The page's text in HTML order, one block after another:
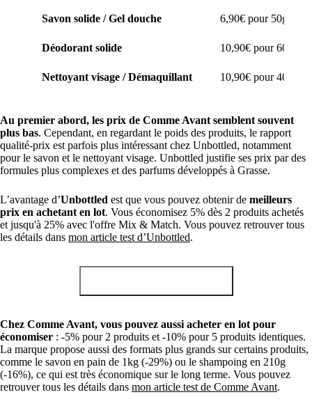
Savon solide / Gel douche 6,90€ pour 50g
Déodorant solide 10,90€ pour 60g
Nettoyant visage / Démaquillant 10,90€ pour 40g
Au premier abord, les prix de Comme Avant semblent souvent
plus bas. Cependant, en regardant le poids des produits, le rapport
qualité-prix est parfois plus intéressant chez Unbottled, notamment
pour le savon et le nettoyant visage. Unbottled justifie ses prix par des
formules plus complexes et des parfums développés à Grasse.
L’avantage d’Unbottled est que vous pouvez obtenir de meilleurs
prix en achetant en lot. Vous économisez 5% dès 2 produits achetés
et jusqu'à 25% avec l'offre Mix & Match. Vous pouvez retrouver tous
les détails dans mon article test d’Unbottled.
Chez Comme Avant, vous pouvez aussi acheter en lot pour
économiser : -5% pour 2 produits et -10% pour 5 produits identiques.
La marque propose aussi des formats plus grands sur certains produits,
comme le savon en pain de 1kg (-29%) ou le shampoing en 210g
(-16%), ce qui est très économique sur le long terme. Vous pouvez
retrouver tous les détails dans mon article test de Comme Avant.